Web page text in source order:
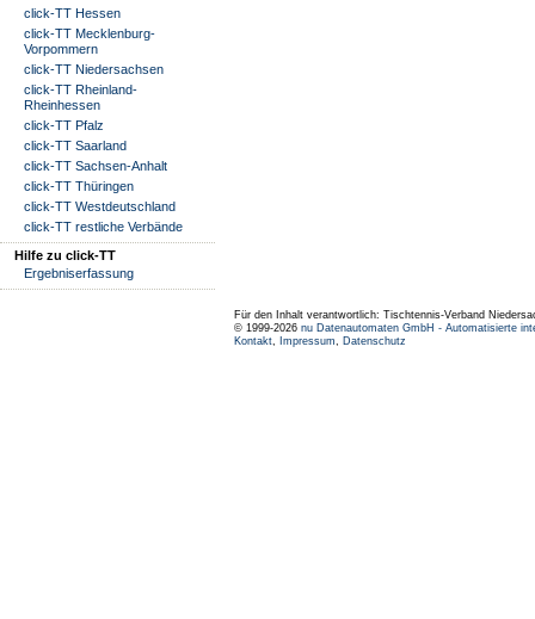
click-TT Hessen
click-TT Mecklenburg-
Vorpommern
click-TT Niedersachsen
click-TT Rheinland-
Rheinhessen
click-TT Pfalz
click-TT Saarland
click-TT Sachsen-Anhalt
click-TT Thüringen
click-TT Westdeutschland
click-TT restliche Verbände
Hilfe zu click-TT
Ergebniserfassung
Für den Inhalt verantwortlich: Tischtennis-Verband
© 1999-2026 nu Datenautomaten GmbH - Automatisierte
Kontakt, Impressum, Datenschutz